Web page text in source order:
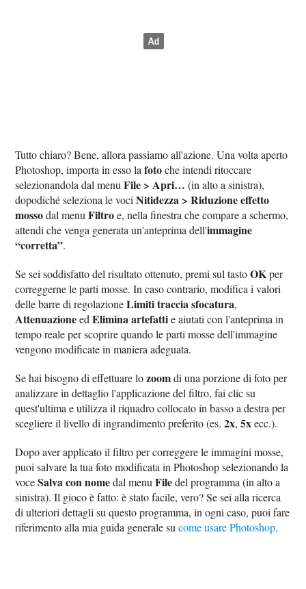
Tutto chiaro? Bene, allora passiamo all'azione. Una volta aperto
Photoshop, importa in esso lafotoche intendi ritoccare
selezionandola dal menuFile > Apri… (in alto a sinistra),
dopodiché seleziona le vociNitidezza > Riduzione effetto
mossodal menuFiltroe, nella finestra che compare a schermo,
attendi che venga generata un'anteprima dell'immagine
“corretta”.
Se sei soddisfatto del risultato ottenuto, premi sul tastoOKper
correggerne le parti mosse. In caso contrario, modifica i valori
delle barre di regolazioneLimiti traccia sfocatura,
AttenuazioneedElimina artefattie aiutati con l'anteprima in
tempo reale per scoprire quando le parti mosse dell'immagine
vengono modificate in maniera adeguata.
Se hai bisogno di effettuare lozoomdi una porzione di foto per
analizzare in dettaglio l'applicazione del filtro, fai clic su
quest'ultima e utilizza il riquadro collocato in basso a destra per
scegliere il livello di ingrandimento preferito (es.2x,5xecc.).
Dopo aver applicato il filtro per correggere le immagini mosse,
puoi salvare la tua foto modificata in Photoshop selezionando la
voceSalva con nomedal menuFiledel programma (in alto a
sinistra). Il gioco è fatto: è stato facile, vero? Se sei alla ricerca
di ulteriori dettagli su questo programma, in ogni caso, puoi fare
riferimento alla mia guida generale sucome usare Photoshop.